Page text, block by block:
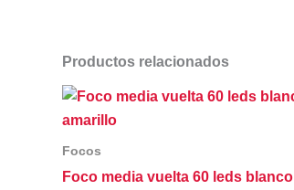
Productos relacionados
Focos
Foco media vuelta 60 leds blanco